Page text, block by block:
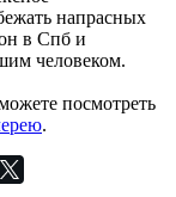
напрасных
в Спб и
человеком.
посмотреть
.